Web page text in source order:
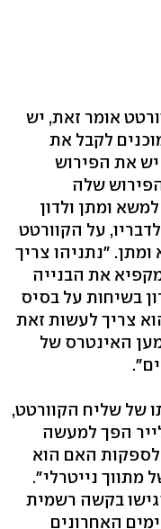
אומר זאת, יש
לקבל את
את הפירוש
שלה
ומתן ולדון
עוד 20 שנה". לדבריו, על הקוורטט
"נתניהו צריך
את הבנייה
בשיחות על בסיס
הוא צריך לעשות זאת
האינטרס של
של שליח הקוורטט,
הפך למעשה
לספקות האם הוא
נייטרלי".
בקשה רשמית
האחרונים